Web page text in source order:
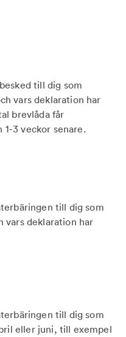
till dig som
vars deklaration har
brevlåda får
3 veckor senare.
till dig som
vars deklaration har
till dig som
eller juni, till exempel